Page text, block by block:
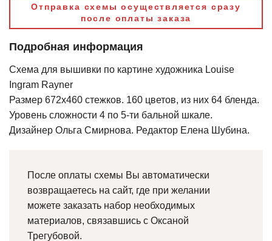
Отправка схемы осуществляется сразу
после оплаты заказа
Подробная информация
Схема для вышивки по картине художника Louise
Ingram Rayner
Размер 672х460 стежков. 160 цветов, из них 64 бленда.
Уровень сложности 4 по 5-ти бальной шкале.
Дизайнер Ольга Смирнова. Редактор Елена Шубина.
После оплаты схемы Вы автоматически
возвращаетесь на сайт, где при желании
можете заказать набор необходимых
материалов, связавшись с Оксаной
Трегубовой.